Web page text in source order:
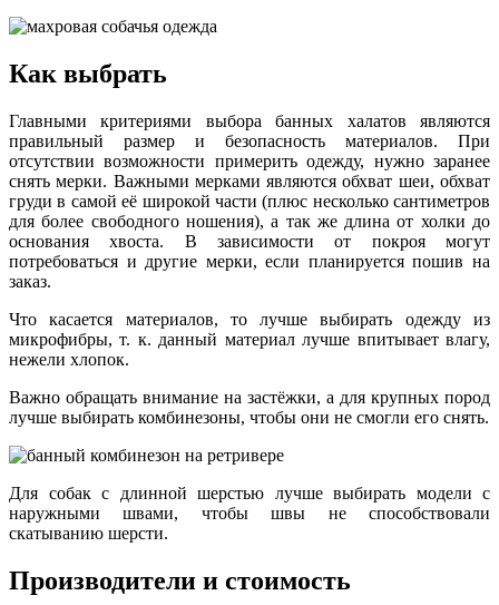
Как выбрать
Главными критериями выбора банных халатов являются
правильный размер и безопасность материалов. При
отсутствии возможности примерить одежду, нужно заранее
снять мерки. Важными мерками являются обхват шеи, обхват
груди в самой её широкой части (плюс несколько сантиметров
для более свободного ношения), а так же длина от холки до
основания хвоста. В зависимости от покроя могут
потребоваться и другие мерки, если планируется пошив на
заказ.
Что касается материалов, то лучше выбирать одежду из
микрофибры, т. к. данный материал лучше впитывает влагу,
нежели хлопок.
Важно обращать внимание на застёжки, а для крупных пород
лучше выбирать комбинезоны, чтобы они не смогли его снять.
Для собак с длинной шерстью лучше выбирать модели с
наружными швами, чтобы швы не способствовали
скатыванию шерсти.
Производители и стоимость